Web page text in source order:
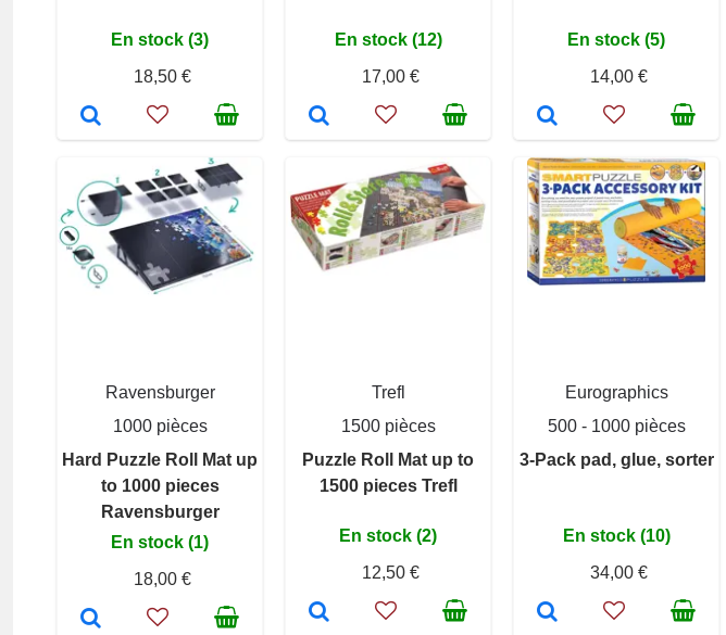
En stock (3)
18,50 €
En stock (12)
17,00 €
En stock (5)
14,00 €
Ravensburger
1000 pièces
Hard Puzzle Roll Mat up
to 1000 pieces
Ravensburger
En stock (1)
18,00 €
Trefl
1500 pièces
Puzzle Roll Mat up to
1500 pieces Trefl
En stock (2)
12,50 €
Eurographics
500 - 1000 pièces
3-Pack pad, glue, sorter
En stock (10)
34,00 €